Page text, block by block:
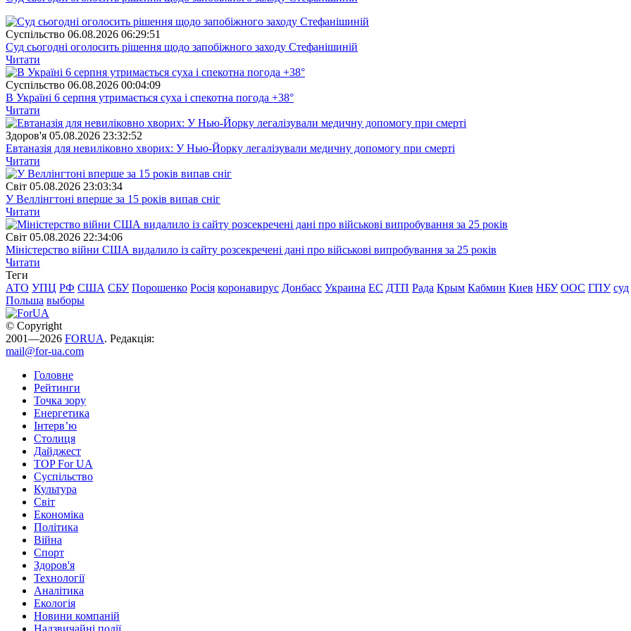
Суспiльство 06.08.2026 06:29:51
Суд сьогодні оголосить рішення щодо запобіжного заходу Стефанішиній
Читати
Суспiльство 06.08.2026 00:04:09
В Україні 6 серпня утримається суха і спекотна погода +38°
Читати
Здоров'я 05.08.2026 23:32:52
Евтаназія для невиліковно хворих: У Нью-Йорку легалізували медичну допомогу при смерті
Читати
Свiт 05.08.2026 23:03:34
У Веллінгтоні вперше за 15 років випав сніг
Читати
Свiт 05.08.2026 22:34:06
Міністерство війни США видалило із сайту розсекречені дані про військові випробування за 25 років
Читати
Теги
АТО УПЦ РФ США СБУ Порошенко Росія коронавирус Донбасс Украина ЕС ДТП Рада Крым Кабмин Киев НБУ ООС ГПУ суд
Польша выборы
© Copyright
2001—2026 FORUA. Редакція:
mail@for-ua.com
Головне
Рейтинги
Точка зору
Енергетика
Інтерв’ю
Столиця
Дайджест
TOP For UA
Суспiльство
Культура
Світ
Економіка
Політика
Війна
Спорт
Здоров'я
Технології
Аналітика
Екологія
Новини компаній
Надзвичайні події